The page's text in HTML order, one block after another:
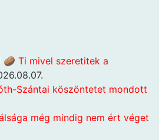
🥔 Ti mivel szeretitek a
Szántai köszöntetet mondott
még mindig nem ért véget